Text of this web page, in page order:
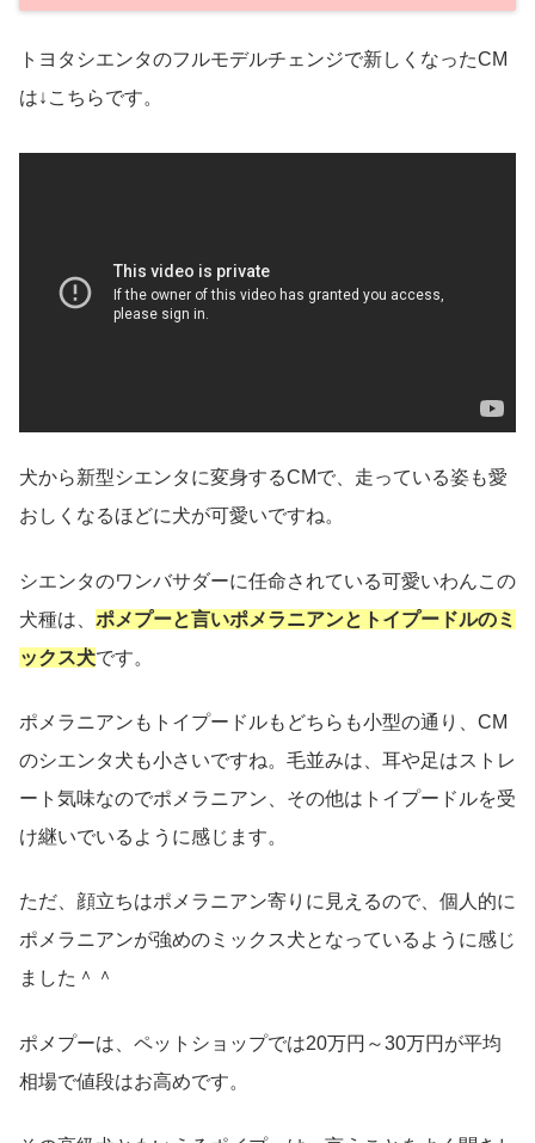
トヨタシエンタのフルモデルチェンジで新しくなったCM
は↓こちらです。
犬から新型シエンタに変身するCMで、走っている姿も愛
おしくなるほどに犬が可愛いですね。
シエンタのワンバサダーに任命されている可愛いわんこの
犬種は、 ポメプーと言いポメラニアンとトイプードルのミ
ックス犬です。
ポメラニアンもトイプードルもどちらも小型の通り、CM
のシエンタ犬も小さいですね。毛並みは、耳や足はストレ
ート気味なのでポメラニアン、その他はトイプードルを受
け継いでいるように感じます。
ただ、顔立ちはポメラニアン寄りに見えるので、個人的に
ポメラニアンが強めのミックス犬となっているように感じ
ました＾＾
ポメプーは、ペットショップでは20万円～30万円が平均
相場で値段はお高めです。